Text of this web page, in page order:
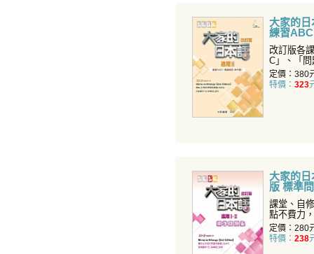
大家的
練習
譯）
改訂版各
C」、「
錄，並附
定價：380
特價： 323
大家的
版 標準
課堂、自
點不費力
定價：280
特價： 238